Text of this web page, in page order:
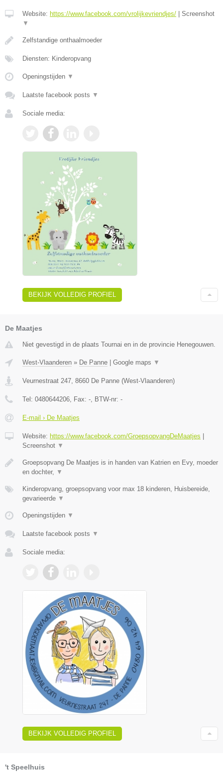
Website: https://www.facebook.com/vrolijkevriendjes/
Screenshot
▼
Zelfstandige onthaalmoeder
Diensten: Kinderopvang
Openingstijden ▼
Laatste facebook posts ▼
Sociale media:
BEKIJK VOLLEDIG PROFIEL
De Maatjes
Niet gevestigd in de plaats Tournai en in de provincie Henegouwen.
West-Vlaanderen » De Panne Google maps ▼
Veurnestraat 247, 8660 De Panne (West-Vlaanderen)
Tel: 0480644206, Fax: -, BTW-nr: -
E-mail › De Maatjes
Website: https://www.facebook.com/GroepsopvangDeMaatjes
Screenshot ▼
Groepsopvang De Maatjes is in handen van Katrien en Evy, moeder
en dochter, ▼
Kinderopvang, groepsopvang voor max 18 kinderen, Huisbereide,
gevarieerde ▼
Openingstijden ▼
Laatste facebook posts ▼
Sociale media:
BEKIJK VOLLEDIG PROFIEL
't Speelhuis